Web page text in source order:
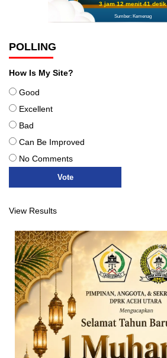
3 jam 12 menit 40 detik
Sumber: Kemenag
POLLING
How Is My Site?
Good
Excellent
Bad
Can Be Improved
No Comments
View Results